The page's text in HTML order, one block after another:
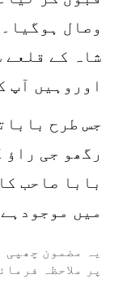
وصال
شاہ کے قلعے
اوروہیں آپ
جس طرح
رگھو جی راؤ
بابا صاحب
میں
یہ مضمون چھپی
پر ملاحظہ